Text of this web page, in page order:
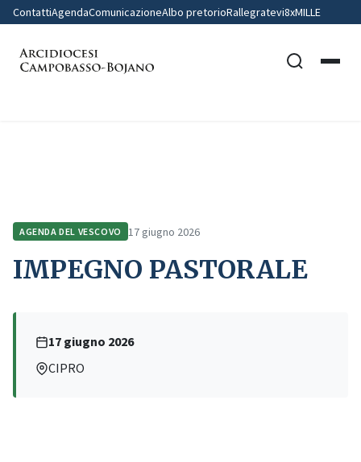
ContattiAgendaComunicazioneAlbo pretorioRallegratevi8xMILLE
AGENDA DEL VESCOVO 17 giugno 2026
IMPEGNO PASTORALE
17 giugno 2026
CIPRO